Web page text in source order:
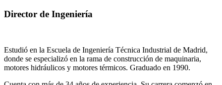
Director de Ingeniería
Estudió en la Escuela de Ingeniería Técnica Industrial de Madrid,
donde se especializó en la rama de construcción de maquinaria,
motores hidráulicos y motores térmicos. Graduado en 1990.